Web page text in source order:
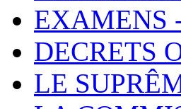
EXAMENS
DECRETS
LE